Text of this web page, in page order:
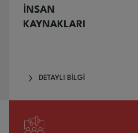
İNSAN
KAYNAKLARI
DETAYLI BİLGİ